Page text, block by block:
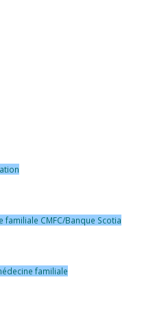
familiale CMFC/Banque Scotia
familiale